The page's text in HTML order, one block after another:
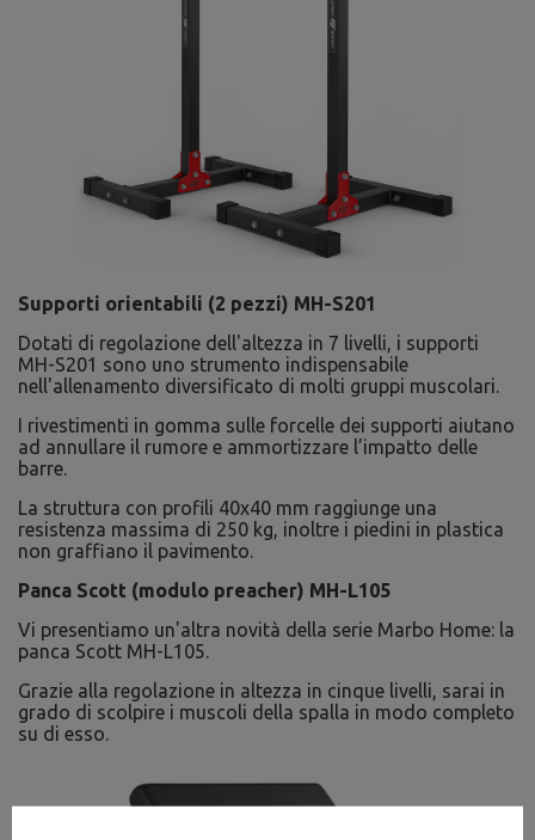
Supporti orientabili (2 pezzi) MH-S201
Dotati di regolazione dell'altezza in 7 livelli, i supporti
MH-S201 sono uno strumento indispensabile
nell'allenamento diversificato di molti gruppi muscolari.
I rivestimenti in gomma sulle forcelle dei supporti aiutano
ad annullare il rumore e ammortizzare l’impatto delle
barre.
La struttura con profili 40x40 mm raggiunge una
resistenza massima di 250 kg, inoltre i piedini in plastica
non graffiano il pavimento.
Panca Scott (modulo preacher) MH-L105
Vi presentiamo un'altra novità della serie Marbo Home: la
panca Scott MH-L105.
Grazie alla regolazione in altezza in cinque livelli, sarai in
grado di scolpire i muscoli della spalla in modo completo
su di esso.